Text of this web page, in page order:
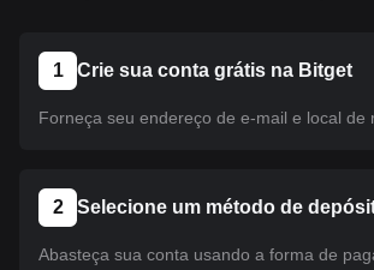
listadas na Bitget.
1 Crie sua conta grátis na Bitget
Forneça seu endereço de e-mail e local de
2 Selecione um método de
Abasteça sua conta usando a forma de